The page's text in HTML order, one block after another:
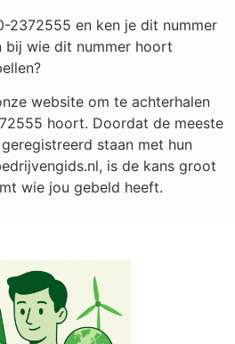
2372555 en ken je dit nummer
bij wie dit nummer hoort
website om te achterhalen
hoort. Doordat de meeste
staan met hun
is de kans groot
wie jou gebeld heeft.